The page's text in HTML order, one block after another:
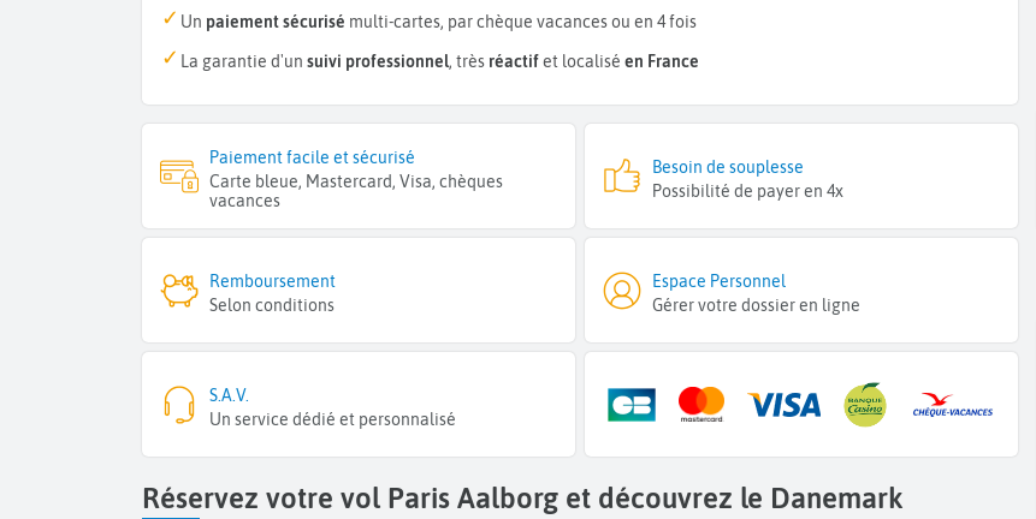
Un paiement sécurisé multi-cartes, par chèque vacances ou en 4 fois
La garantie d'un suivi professionnel, très réactifet localisé en France
Paiement facile et sécurisé
Carte bleue, Mastercard, Visa, chèques
vacances
Besoin de souplesse
Possibilité de payer en 4x
Remboursement
Selon conditions
Espace Personnel
Gérer votre dossier en ligne
S.A.V.
Un service dédié et personnalisé
Réservez votre vol Paris Aalborg et découvrez le Danemark